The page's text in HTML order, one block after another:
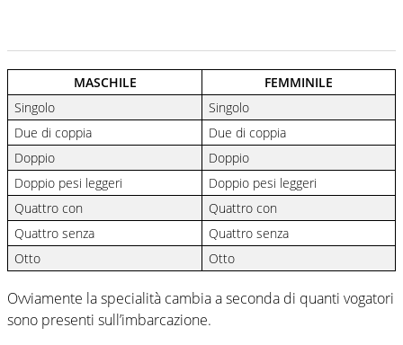
MASCHILE
FEMMINILE
Singolo
Singolo
Due di coppia
Due di coppia
Doppio
Doppio
Doppio pesi leggeri
Doppio pesi leggeri
Quattro con
Quattro con
Quattro senza
Quattro senza
Otto
Otto
Ovviamente la specialità cambia a seconda di quanti vogatori
sono presenti sull’imbarcazione.